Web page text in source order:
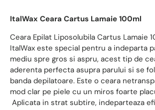
ItalWax Ceara Cartus Lamaie 100ml
Ceara Epilat Liposolubila Cartus Lamaie
ItalWax este special pentru a indeparta
mediu spre gros si aspru, acest tip de
aderenta perfecta asupra parului si se
banda depilatoare. Este o ceara
mod clar pe piele cu un miros foarte
Aplicata in strat subtire, indeparteaza